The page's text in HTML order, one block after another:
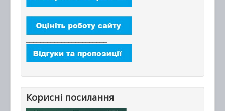
Корисні посилання